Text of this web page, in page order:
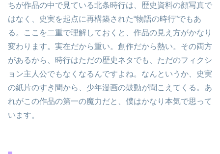
ちが作品の中で見ている北条時行は、歴史資料の顔写真で
はなく、史実を起点に再構築された“物語の時行”でもあ
る。ここを二重で理解しておくと、作品の見え方がかなり
変わります。実在だから重い。創作だから熱い。その両方
があるから、時行はただの歴史ネタでも、ただのフィクシ
ョン主人公でもなくなるんですよね。なんというか、史実
の紙片のすき間から、少年漫画の鼓動が聞こえてくる。あ
れがこの作品の第一の魔力だと、僕はかなり本気で思って
います。